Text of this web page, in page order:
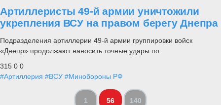
Артиллеристы 49-й армии уничтожили
укрепления ВСУ на правом берегу Днепра
Подразделения артиллерии 49-й армии группировки войск
«Днепр» продолжают наносить точные удары по
315 0 0
#Артиллерия #ВСУ #Минобороны РФ
1 56 140